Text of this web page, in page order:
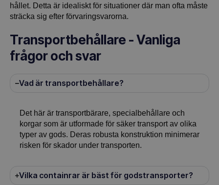
hållet. Detta är idealiskt för situationer där man ofta måste
sträcka sig efter förvaringsvarorna.
Transportbehållare - Vanliga
frågor och svar
Vad är transportbehållare?
Det här är transportbärare, specialbehållare och
korgar som är utformade för säker transport av olika
typer av gods. Deras robusta konstruktion minimerar
risken för skador under transporten.
Vilka containrar är bäst för godstransporter?